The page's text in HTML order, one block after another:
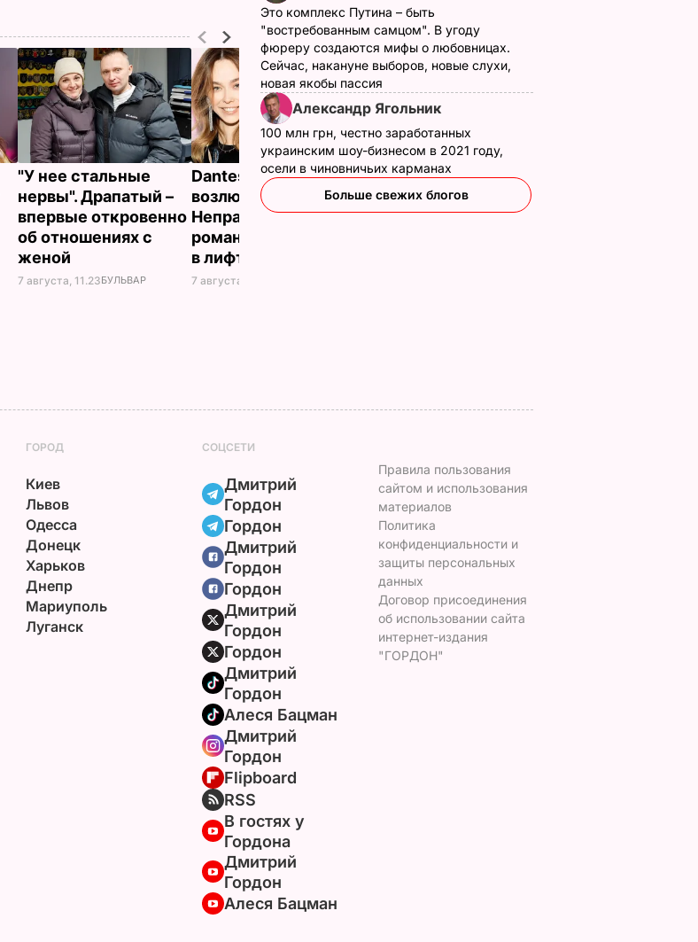
"У нее стальные
нервы". Драпатый –
впервые откровенно
об отношениях с
женой
7 августа, 11.23БУЛЬВАР
Dantes и его новая
возлюбленная
Неправда сделали
романтическое фото
в лифте втроем
7 августа, 10.23
Пять минут – и
хрустящие горячие
бутерброды с
Это комплекс Путина – быть
"востребованным самцом". В угоду
фюреру создаются мифы о любовницах.
Сейчас, накануне выборов, новые слухи,
новая якобы пассия
Александр Ягольник
100 млн грн, честно заработанных
украинским шоу-бизнесом в 2021 году,
осели в чиновничьих карманах
Больше свежих блогов
ГОРОД
Киев
Львов
Одесса
Донецк
Харьков
Днепр
Мариуполь
Луганск
СОЦСЕТИ
Дмитрий
Гордон
Гордон
Дмитрий
Гордон
Гордон
Дмитрий
Гордон
Гордон
Дмитрий
Гордон
Алеся Бацман
Дмитрий
Гордон
Flipboard
RSS
В гостях у
Гордона
Дмитрий
Гордон
Алеся Бацман
Правила пользования
сайтом и использования
материалов
Политика
конфиденциальности и
защиты персональных
данных
Договор присоединения
об использовании сайта
интернет-издания
"ГОРДОН"